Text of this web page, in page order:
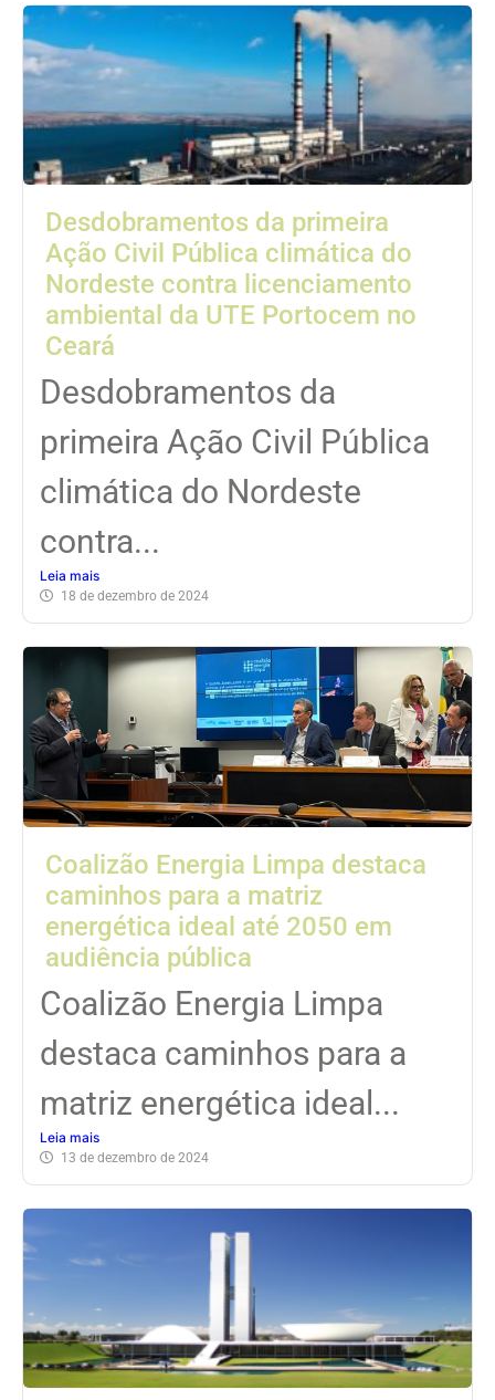
Desdobramentos da primeira
Ação Civil Pública climática do
Nordeste contra licenciamento
ambiental da UTE Portocem no
Ceará
Desdobramentos da
primeira Ação Civil Pública
climática do Nordeste
contra...
Leia mais
18 de dezembro de 2024
Coalizão Energia Limpa destaca
caminhos para a matriz
energética ideal até 2050 em
audiência pública
Coalizão Energia Limpa
destaca caminhos para a
matriz energética ideal...
Leia mais
13 de dezembro de 2024